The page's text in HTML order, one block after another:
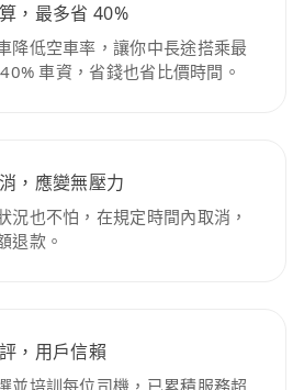
，最多省 40%
降低空車率，讓你中長途搭乘最
車資，省錢也省比價時間。
，應變無壓力
況也不怕，在規定時間內取消，
退款。
，用戶信賴